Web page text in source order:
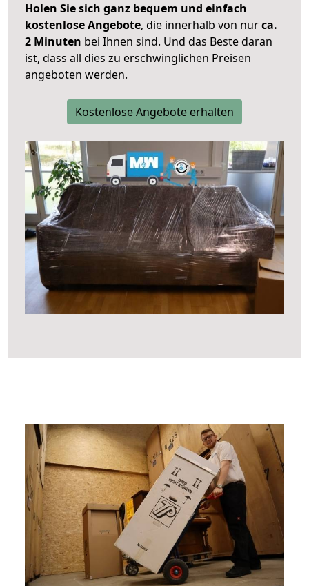
Holen Sie sich ganz bequem und einfach
kostenlose Angebote, die innerhalb von nurca.
2 Minuten bei Ihnen sind. Und das Beste daran
ist, dass all dies zu erschwinglichen Preisen
angeboten werden.
Kostenlose Angebote erhalten